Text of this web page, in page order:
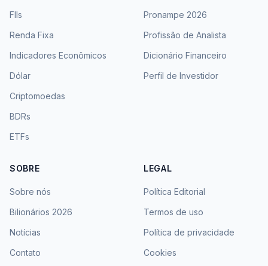
FIIs
Renda Fixa
Indicadores Econômicos
Dólar
Criptomoedas
BDRs
ETFs
Pronampe 2026
Profissão de Analista
Dicionário Financeiro
Perfil de Investidor
SOBRE
Sobre nós
Bilionários 2026
Notícias
Contato
LEGAL
Política Editorial
Termos de uso
Política de privacidade
Cookies